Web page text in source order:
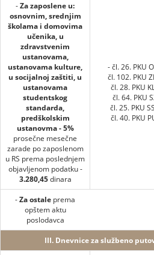
-Za zaposlene u:
osnovnim, srednjim
školama i domovima
učenika, u
zdravstvenim
ustanovama,
ustanovama kulture,
u socijalnoj zaštiti, u
ustanovama
studentskog
standarda,
predškolskim
ustanovma - 5%
prosečne mesečne
zarade po zaposlenom
u RS prema poslednjem
objavljenom podatku -
3.280,45dinara
- čl. 26. PKU
čl. 102. PKU
čl. 28. PKU
čl. 64. PKU
čl. 25. PKU
čl. 40. PKU
-Za ostale prema
opštem aktu
poslodavca
III. Dnevnice za službeno